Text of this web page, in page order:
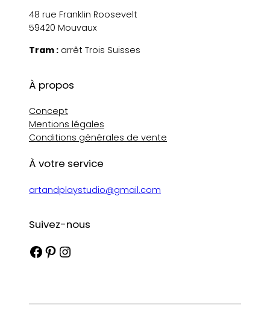
48 rue Franklin Roosevelt
59420 Mouvaux
Tram : arrêt Trois Suisses
À propos
Concept
Mentions légales
Conditions générales de vente
À votre service
artandplaystudio@gmail.com
Suivez-nous
Facebook Pinterest Instagram